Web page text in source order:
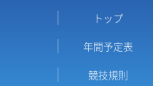
トップ
年間予定表
競技規則